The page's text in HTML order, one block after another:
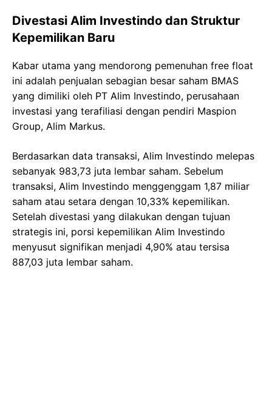
Divestasi Alim Investindo dan Struktur
Kepemilikan Baru
Kabar utama yang mendorong pemenuhan free float
ini adalah penjualan sebagian besar saham BMAS
yang dimiliki oleh PT Alim Investindo, perusahaan
investasi yang terafiliasi dengan pendiri Maspion
Group, Alim Markus.
Berdasarkan data transaksi, Alim Investindo melepas
sebanyak 983,73 juta lembar saham. Sebelum
transaksi, Alim Investindo menggenggam 1,87 miliar
saham atau setara dengan 10,33% kepemilikan.
Setelah divestasi yang dilakukan dengan tujuan
strategis ini, porsi kepemilikan Alim Investindo
menyusut signifikan menjadi 4,90% atau tersisa
887,03 juta lembar saham.